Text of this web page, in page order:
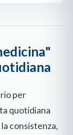
per
quotidiana
consistenza,